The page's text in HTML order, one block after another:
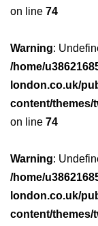
on line 74
Warning:
/home/
london.co.uk/
content/themes/
on line 74
Warning:
/home/
london.co.uk/
content/themes/